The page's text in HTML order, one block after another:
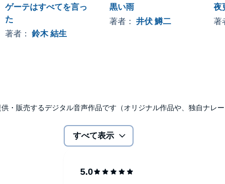
ゲーテはすべてを言っ
た
著者：鈴木 結生
黒い雨
著者： 井伏 鱒二
夜
著
・販売するデジタル音声作品です（オリジナル作品や、独自ナレー
すべて表示